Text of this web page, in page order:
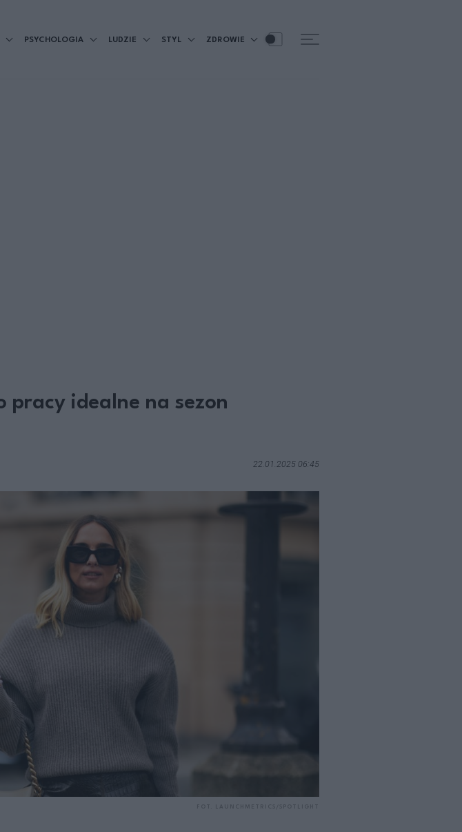
PSYCHOLOGIA LUDZIE STYL ZDROWIE
pracy idealne na sezon
22.01.2025 06:45